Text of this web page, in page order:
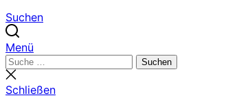
Suchen
Menü
Suchen
nach:
Suchen
Suche
schließen
Schließen